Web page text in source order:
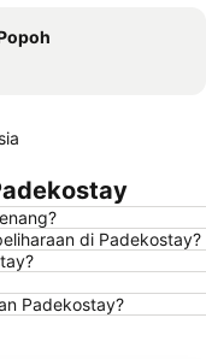
di Padekostay?
Padekostay?